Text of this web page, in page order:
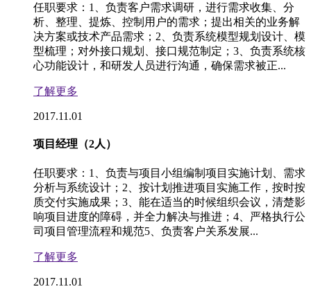
任职要求：1、负责客户需求调研，进行需求收集、分
析、整理、提炼、控制用户的需求；提出相关的业务解
决方案或技术产品需求；2、负责系统模型规划设计、模
型梳理；对外接口规划、接口规范制定；3、负责系统核
心功能设计，和研发人员进行沟通，确保需求被正...
了解更多
2017.11.01
项目经理（2人）
任职要求：1、负责与项目小组编制项目实施计划、需求
分析与系统设计；2、按计划推进项目实施工作，按时按
质交付实施成果；3、能在适当的时候组织会议，清楚影
响项目进度的障碍，并全力解决与推进；4、严格执行公
司项目管理流程和规范5、负责客户关系发展...
了解更多
2017.11.01